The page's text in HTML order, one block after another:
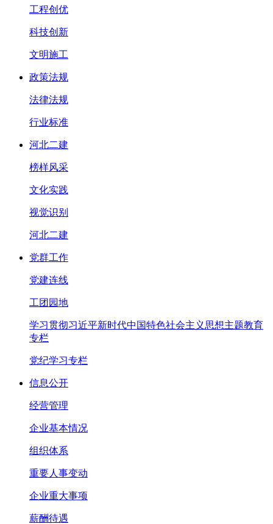
工程创优
科技创新
文明施工
政策法规
法律法规
行业标准
河北二建
榜样风采
文化实践
视觉识别
河北二建
党群工作
党建连线
工团园地
学习贯彻习近平新时代中国特色社会主义思想主题教育
专栏
党纪学习专栏
信息公开
经营管理
企业基本情况
组织体系
重要人事变动
企业重大事项
薪酬待遇